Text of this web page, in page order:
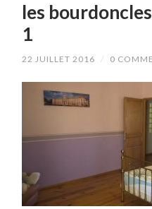
les
1
22 JUILLET 2016 / 0